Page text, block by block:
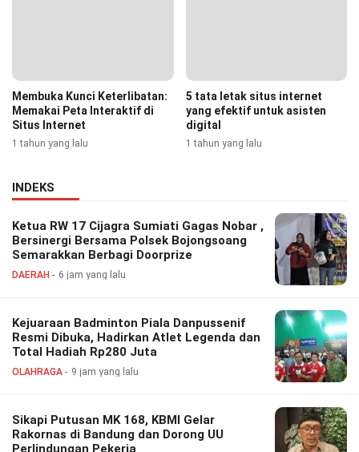
Membuka Kunci Keterlibatan:
Memakai Peta Interaktif di
Situs Internet
1 tahun yang lalu
5 tata letak situs internet
yang efektif untuk asisten
digital
1 tahun yang lalu
INDEKS
Ketua RW 17 Cijagra Sumiati Gagas Nobar ,
Bersinergi Bersama Polsek Bojongsoang
Semarakkan Berbagi Doorprize
DAERAH 6 jam yang lalu
Kejuaraan Badminton Piala Danpussenif
Resmi Dibuka, Hadirkan Atlet Legenda dan
Total Hadiah Rp280 Juta
OLAHRAGA 9 jam yang lalu
Sikapi Putusan MK 168, KBMI Gelar
Rakornas di Bandung dan Dorong UU
Perlindungan Pekerja